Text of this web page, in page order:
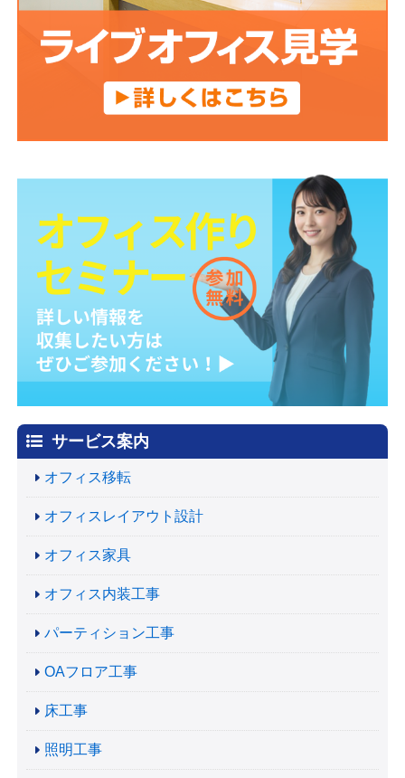
サービス案内
オフィス移転
オフィスレイアウト設計
オフィス家具
オフィス内装工事
パーティション工事
OAフロア工事
床工事
照明工事